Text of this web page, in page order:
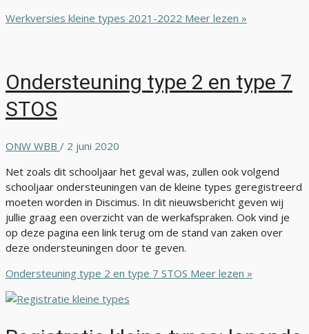
Werkversies kleine types 2021-2022 Meer lezen »
Ondersteuning type 2 en type 7
STOS
ONW WBB / 2 juni 2020
Net zoals dit schooljaar het geval was, zullen ook volgend
schooljaar ondersteuningen van de kleine types geregistreerd
moeten worden in Discimus. In dit nieuwsbericht geven wij
jullie graag een overzicht van de werkafspraken. Ook vind je
op deze pagina een link terug om de stand van zaken over
deze ondersteuningen door te geven.
Ondersteuning type 2 en type 7 STOS Meer lezen »